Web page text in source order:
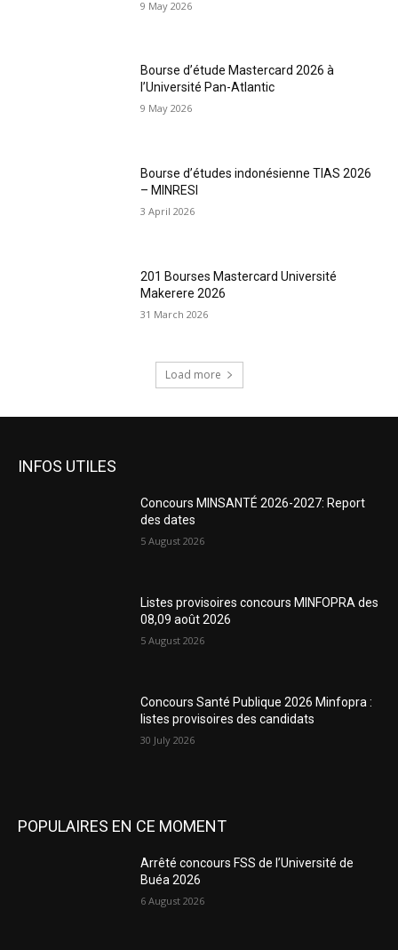
9 May 2026
Bourse d’étude Mastercard 2026 à
l’Université Pan-Atlantic
9 May 2026
Bourse d’études indonésienne TIAS 2026
– MINRESI
3 April 2026
201 Bourses Mastercard Université
Makerere 2026
31 March 2026
Load more
INFOS UTILES
Concours MINSANTÉ 2026-2027: Report
des dates
5 August 2026
Listes provisoires concours MINFOPRA des
08,09 août 2026
5 August 2026
Concours Santé Publique 2026 Minfopra :
listes provisoires des candidats
30 July 2026
POPULAIRES EN CE MOMENT
Arrêté concours FSS de l’Université de
Buéa 2026
6 August 2026